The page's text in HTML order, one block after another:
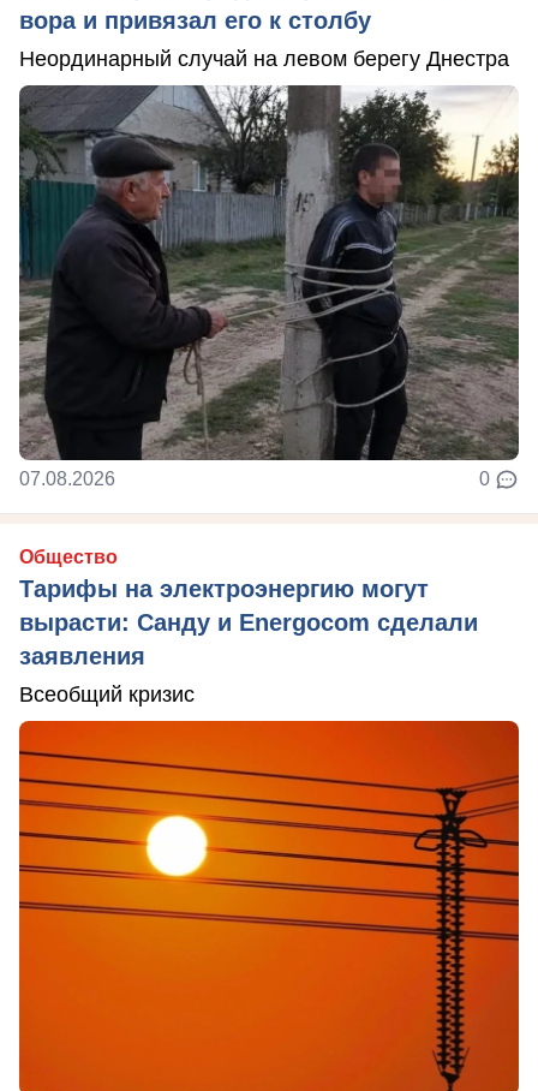
вора и привязал его к столбу
Неординарный случай на левом берегу Днестра
07.08.2026 0
Общество
Тарифы на электроэнергию могут
вырасти: Санду и Energocom сделали
заявления
Всеобщий кризис